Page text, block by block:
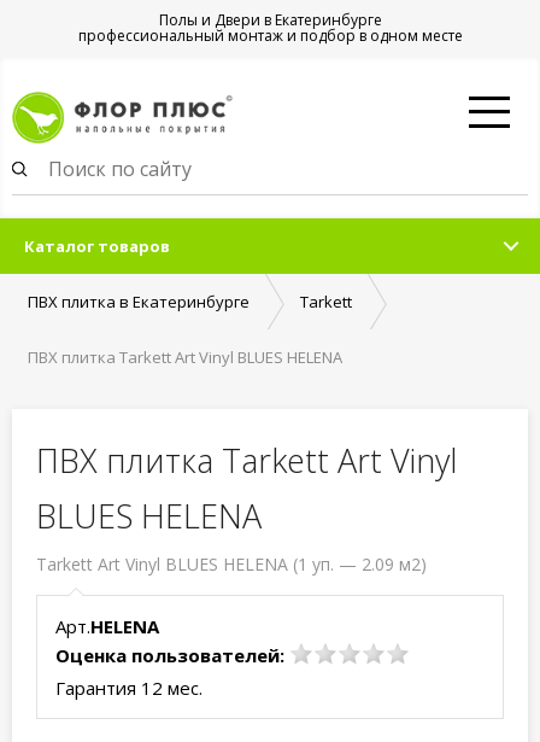
Полы и Двери в Екатеринбурге
профессиональный монтаж и подбор в одном месте
Каталог товаров
ПВХ плитка в Екатеринбурге Tarkett
ПВХ плитка Tarkett Art Vinyl BLUES HELENA
ПВХ плитка Tarkett Art Vinyl
BLUES HELENA
Tarkett Art Vinyl BLUES HELENA (1 уп. — 2.09 м2)
Арт.HELENA
Оценка пользователей:
Гарантия 12 мес.